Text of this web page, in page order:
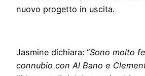
nuovo progetto in uscita.
Jasmine dichiara: “Sono molto
connubio con Al Bano e